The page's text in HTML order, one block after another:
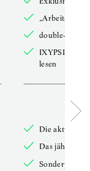
double-
lesen
Die aktuelle
Das jährliche